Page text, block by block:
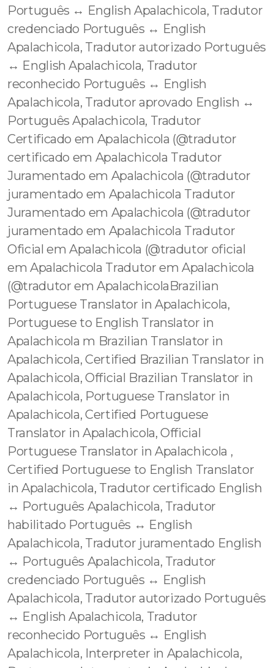
Português ↔️ English Apalachicola, Tradutor
credenciado Português ↔️ English
Apalachicola, Tradutor autorizado Português
↔️ English Apalachicola, Tradutor
reconhecido Português ↔️ English
Apalachicola, Tradutor aprovado English ↔️
Português Apalachicola, Tradutor
Certificado em Apalachicola (@tradutor
certificado em Apalachicola Tradutor
Juramentado em Apalachicola (@tradutor
juramentado em Apalachicola Tradutor
Juramentado em Apalachicola (@tradutor
juramentado em Apalachicola Tradutor
Oficial em Apalachicola (@tradutor oficial
em Apalachicola Tradutor em Apalachicola
(@tradutor em ApalachicolaBrazilian
Portuguese Translator in Apalachicola,
Portuguese to English Translator in
Apalachicola m Brazilian Translator in
Apalachicola, Certified Brazilian Translator in
Apalachicola, Official Brazilian Translator in
Apalachicola, Portuguese Translator in
Apalachicola, Certified Portuguese
Translator in Apalachicola, Official
Portuguese Translator in Apalachicola ,
Certified Portuguese to English Translator
in Apalachicola, Tradutor certificado English
↔️ Português Apalachicola, Tradutor
habilitado Português ↔️ English
Apalachicola, Tradutor juramentado English
↔️ Português Apalachicola, Tradutor
credenciado Português ↔️ English
Apalachicola, Tradutor autorizado Português
↔️ English Apalachicola, Tradutor
reconhecido Português ↔️ English
Apalachicola, Interpreter in Apalachicola,